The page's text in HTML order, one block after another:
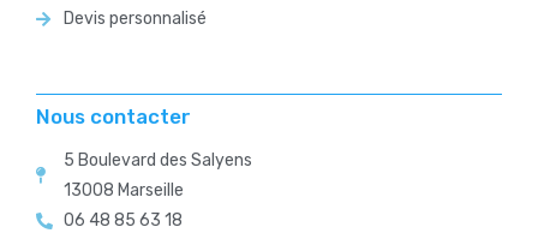
Devis personnalisé
Nous contacter
5 Boulevard des Salyens
13008 Marseille
06 48 85 63 18